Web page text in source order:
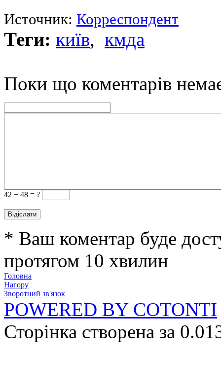
Источник: Корреспондент
Теги: київ, кмда
Поки що коментарів
42 + 48 = ?
* Ваш коментар буде
протягом 10 хвилин
Головна
Нагору
Зворотний зв'язок
POWERED BY COTONTI
Сторінка створена за